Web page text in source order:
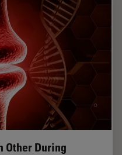
Other During